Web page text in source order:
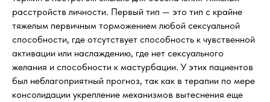
расстройств личности. Первый тип — это тип с крайне
тяжелым первичным торможением любой сексуальной
способности, где отсутствует способность к чувственной
активации или наслаждению, где нет сексуального
желания и способности к мастурбации. У этих пациентов
был неблагоприятный прогноз, так как в терапии по мере
консолидации укрепление механизмов вытеснения еще